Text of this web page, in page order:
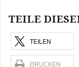
TEILE
TEILEN
DRUCKEN